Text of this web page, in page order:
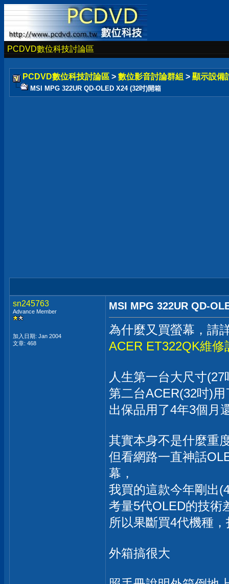
PCDVD數位科技討論區
PCDVD數位科技討論區 > 數位影音討論群組 > 顯示設備
MSI MPG 322UR QD-OLED X24 (32吋)開箱
sn245763
Advance Member
加入日期: Jan 2004
文章: 468
MSI MPG 322UR QD-
為什麼又買螢幕，請
ACER ET322QK維修
人生第一台大尺寸
第二台ACER(32吋)
出保品用了4年3個月
其實本身不是什麼重
但看網路一直神話
幕，
我買的這款今年剛出
考量5代OLED的技術
所以果斷買4代機種
外箱搞很大